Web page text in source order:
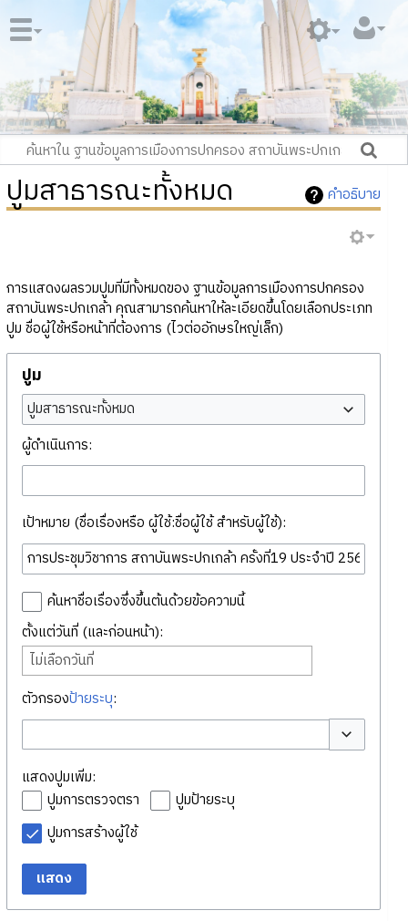
คำอธิบาย
ปูมสาธารณะทั้งหมด
การแสดงผลรวมปูมที่มีทั้งหมดของ ฐานข้อมูลการเมืองการปกครอง
สถาบันพระปกเกล้า คุณสามารถค้นหาให้ละเอียดขึ้นโดยเลือกประเภท
ปูม ชื่อผู้ใช้หรือหน้าที่ต้องการ (ไวต่ออักษรใหญ่เล็ก)
ปูม
ปูมสาธารณะทั้งหมด
ผู้ดำเนินการ:
เป้าหมาย (ชื่อเรื่องหรือ ผู้ใช้:ชื่อผู้ใช้ สำหรับผู้ใช้):
ค้นหาชื่อเรื่องซึ่งขึ้นต้นด้วยข้อความนี้
ตั้งแต่วันที่ (และก่อนหน้า):
ไม่เลือกวันที่
ตัวกรองป้ายระบุ:
สลับตัวเลือก
แสดงปูมเพิ่ม:
ปูมการตรวจตรา
ปูมป้ายระบุ
ปูมการสร้างผู้ใช้
แสดง